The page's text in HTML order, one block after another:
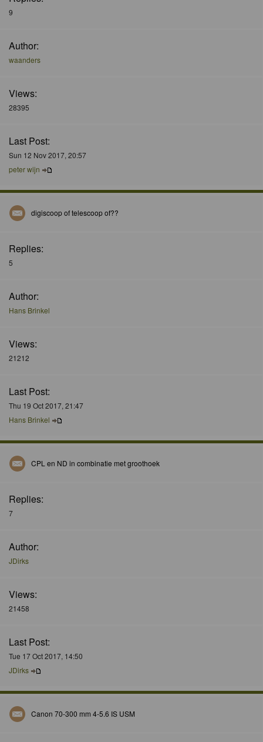
9
Author:
waanders
Views:
28395
Last Post:
Sun 12 Nov 2017, 20:57
peter wijn
digiscoop of telescoop of??
Replies:
5
Author:
Hans Brinkel
Views:
21212
Last Post:
Thu 19 Oct 2017, 21:47
Hans Brinkel
CPL en ND in combinatie met groothoek
Replies:
7
Author:
JDirks
Views:
21458
Last Post:
Tue 17 Oct 2017, 14:50
JDirks
Canon 70-300 mm 4-5.6 IS USM